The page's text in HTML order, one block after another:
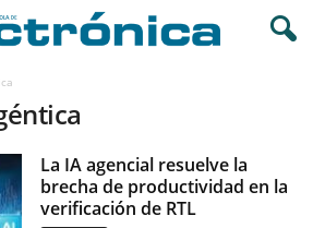
La IA agencial resuelve la
brecha de productividad en la
verificación de RTL